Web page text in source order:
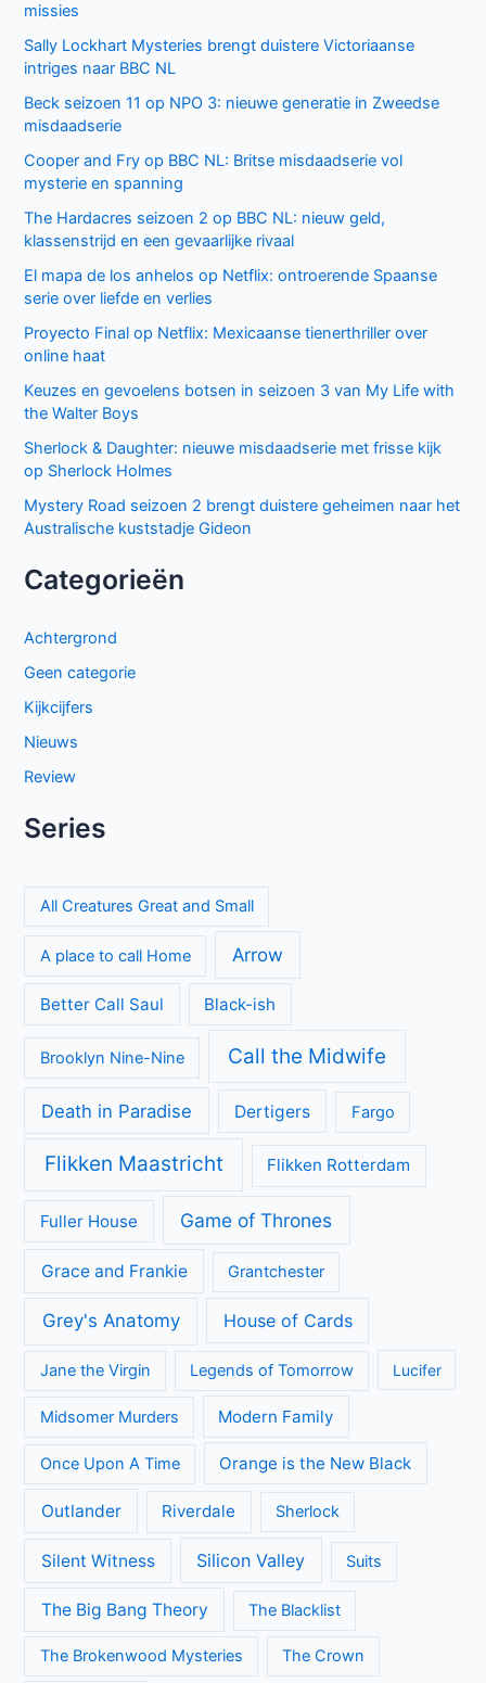
missies
Sally Lockhart Mysteries brengt duistere Victoriaanse
intriges naar BBC NL
Beck seizoen 11 op NPO 3: nieuwe generatie in Zweedse
misdaadserie
Cooper and Fry op BBC NL: Britse misdaadserie vol
mysterie en spanning
The Hardacres seizoen 2 op BBC NL: nieuw geld,
klassenstrijd en een gevaarlijke rivaal
El mapa de los anhelos op Netflix: ontroerende Spaanse
serie over liefde en verlies
Proyecto Final op Netflix: Mexicaanse tienerthriller over
online haat
Keuzes en gevoelens botsen in seizoen 3 van My Life with
the Walter Boys
Sherlock & Daughter: nieuwe misdaadserie met frisse kijk
op Sherlock Holmes
Mystery Road seizoen 2 brengt duistere geheimen naar het
Australische kuststadje Gideon
Categorieën
Achtergrond
Geen categorie
Kijkcijfers
Nieuws
Review
Series
All Creatures Great and Small
A place to call Home Arrow
Better Call Saul Black-ish
Brooklyn Nine-Nine Call the Midwife
Death in Paradise Dertigers Fargo
Flikken Maastricht Flikken Rotterdam
Fuller House Game of Thrones
Grace and Frankie Grantchester
Grey's Anatomy House of Cards
Jane the Virgin Legends of Tomorrow Lucifer
Midsomer Murders Modern Family
Once Upon A Time Orange is the New Black
Outlander Riverdale Sherlock
Silent Witness Silicon Valley Suits
The Big Bang Theory The Blacklist
The Brokenwood Mysteries The Crown